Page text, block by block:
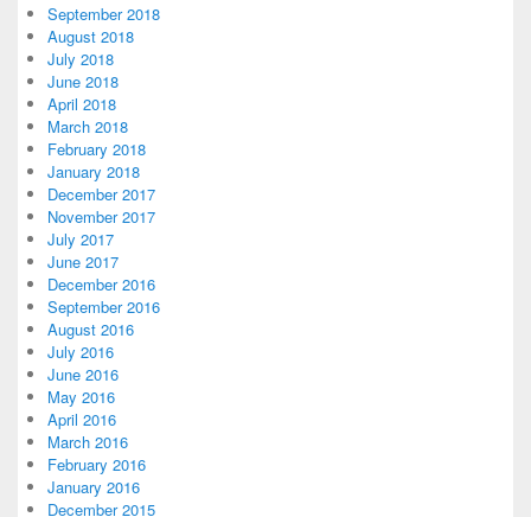
September 2018
August 2018
July 2018
June 2018
April 2018
March 2018
February 2018
January 2018
December 2017
November 2017
July 2017
June 2017
December 2016
September 2016
August 2016
July 2016
June 2016
May 2016
April 2016
March 2016
February 2016
January 2016
December 2015